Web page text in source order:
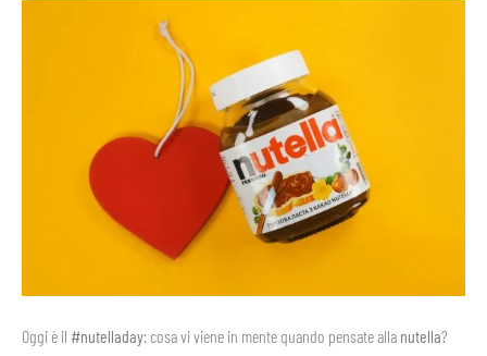
Oggi è il #nutelladay: cosa vi viene in mente quando pensate alla nutella?